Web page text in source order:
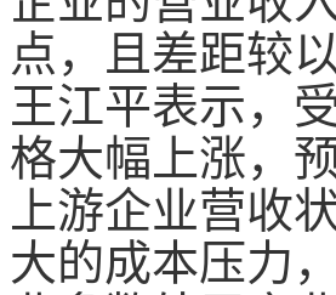
点，且差距较
王江平表示，
格大幅上涨，
上游企业营收
大的成本压力